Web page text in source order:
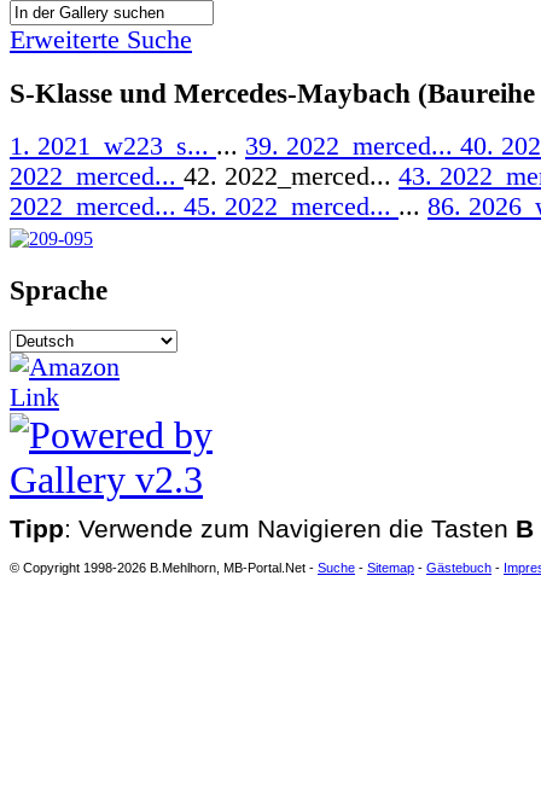
Erweiterte Suche
S-Klasse und Mercedes-Maybach (Baureihe
1. 2021_w223_s... ... 39. 2022_merced... 40.
2022_merced... 42. 2022_merced... 43.
2022_merced... 45. 2022_merced... ... 86.
Sprache
Tipp: Verwende zum Navigieren die Tasten B
© Copyright 1998-2026 B.Mehlhorn, MB-Portal.Net - Suche - Sitemap - Gästebuch -